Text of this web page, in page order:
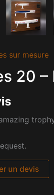
sur mesure
20 –
un devis